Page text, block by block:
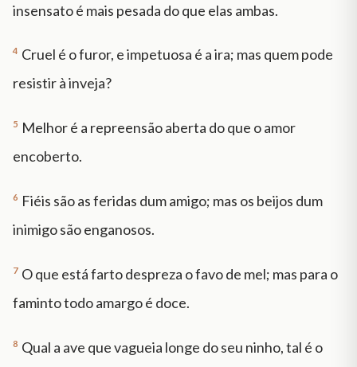
insensato é mais pesada do que elas ambas.
4 Cruel é o furor, e impetuosa é a ira; mas quem pode
resistir à inveja?
5 Melhor é a repreensão aberta do que o amor
encoberto.
6 Fiéis são as feridas dum amigo; mas os beijos dum
inimigo são enganosos.
7 O que está farto despreza o favo de mel; mas para o
faminto todo amargo é doce.
8 Qual a ave que vagueia longe do seu ninho, tal é o